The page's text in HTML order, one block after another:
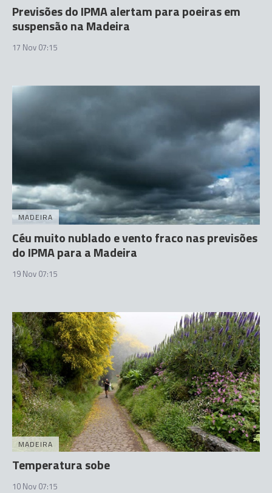
Previsões do IPMA alertam para poeiras em
suspensão na Madeira
17 Nov 07:15
MADEIRA
Céu muito nublado e vento fraco nas previsões
do IPMA para a Madeira
19 Nov 07:15
MADEIRA
Temperatura sobe
10 Nov 07:15